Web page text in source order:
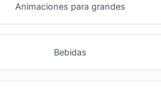
Animaciones para grandes
Bebidas